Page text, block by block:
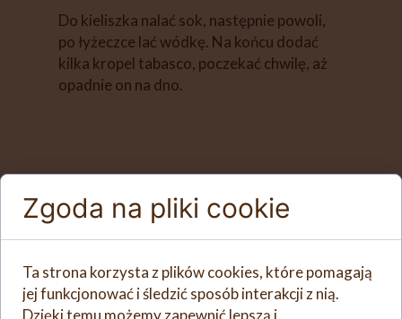
Do kieliszka nalać sok, następnie powoli,
po łyżeczce lać wódkę. Na końcu dodać
kilka kropel tabasco, poczekać chwilę, aż
opadnie on na dno.
Zgoda na pliki cookie
Ta strona korzysta z plików cookies, które pomagają
jej funkcjonować i śledzić sposób interakcji z nią.
Dzięki temu możemy zapewnić lepszą i